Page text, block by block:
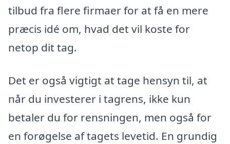
tilbud fra flere firmaer for at få en mere
præcis idé om, hvad det vil koste for
netop dit tag.
Det er også vigtigt at tage hensyn til, at
når du investerer i tagrens, ikke kun
betaler du for rensningen, men også for
en forøgelse af tagets levetid. En grundig